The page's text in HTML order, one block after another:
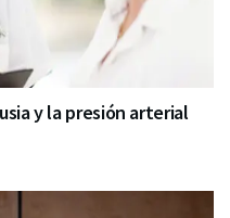
y la presión arterial